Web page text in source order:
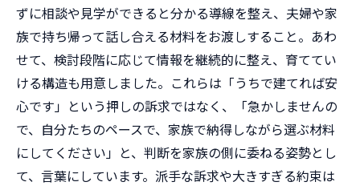
ずに相談や見学ができると分かる導線を整え、夫婦や家
族で持ち帰って話し合える材料をお渡しすること。あわ
せて、検討段階に応じて情報を継続的に整え、育ててい
ける構造も用意しました。これらは「うちで建てれば安
心です」という押しの訴求ではなく、「急かしませんの
で、自分たちのペースで、家族で納得しながら選ぶ材料
にしてください」と、判断を家族の側に委ねる姿勢とし
て、言葉にしています。派手な訴求や大きすぎる約束は